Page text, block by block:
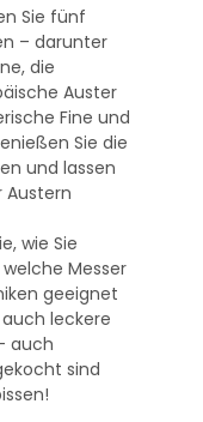
Sie fünf
– darunter
die
Auster
Fine und
Sie die
und lassen
Austern
wie Sie
Messer
geeignet
leckere
auch
sind